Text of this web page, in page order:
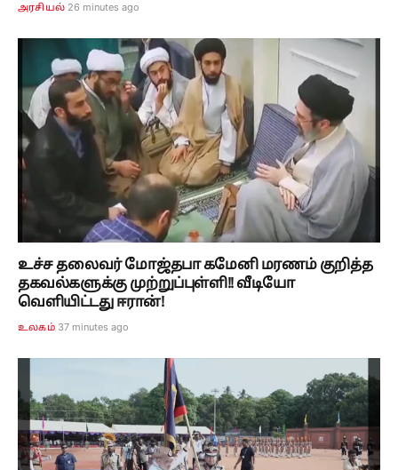
அரசியல் 26 minutes ago
உச்ச தலைவர் மோஜ்தபா கமேனி மரணம் குறித்த
தகவல்களுக்கு முற்றுப்புள்ளி!! வீடியோ
வெளியிட்டது ஈரான்!
உலகம் 37 minutes ago